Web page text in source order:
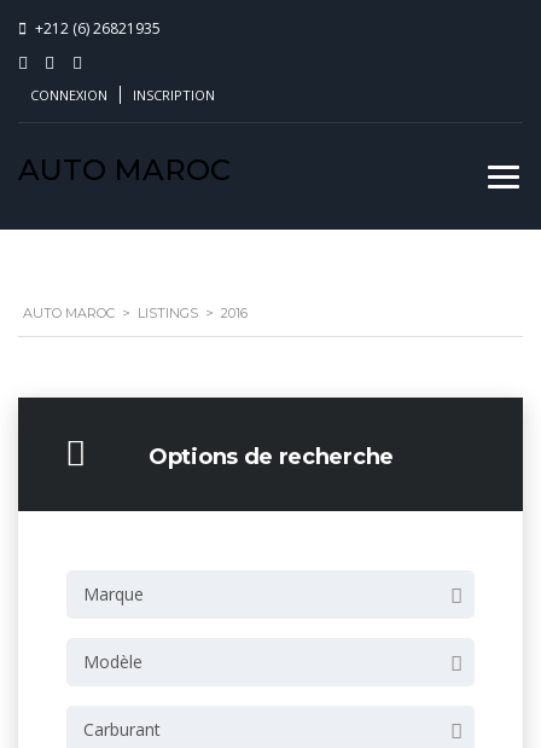
+212 (6) 26821935
CONNEXION INSCRIPTION
AUTO MAROC
AUTO MAROC > LISTINGS > 2016
Options de recherche
Marque
Modèle
Carburant